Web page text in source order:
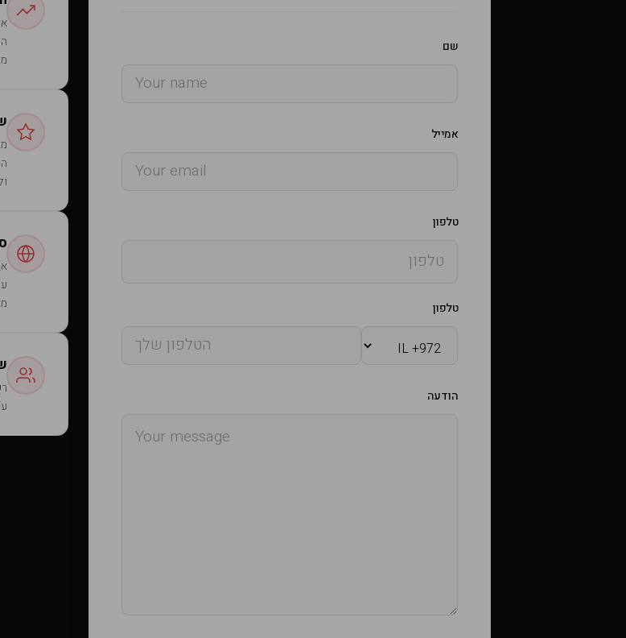
שם
אמייל
טלפון
טלפון
הודעה